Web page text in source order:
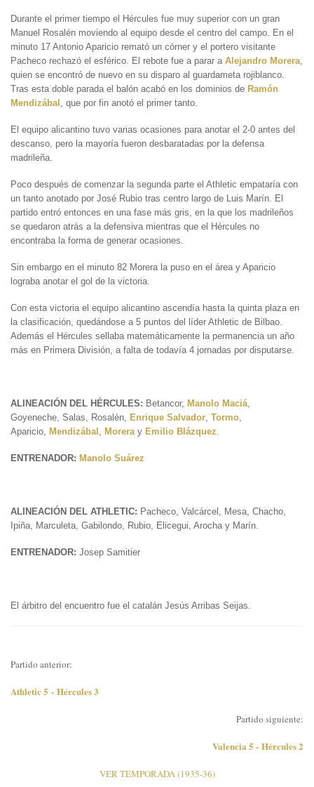
Durante el primer tiempo el Hércules fue muy superior con un gran
Manuel Rosalén moviendo al equipo desde el centro del campo. En el
minuto 17 Antonio Aparicio remató un córner y el portero visitante
Pacheco rechazó el esférico. El rebote fue a parar a Alejandro Morera
quien se encontró de nuevo en su disparo al guardameta rojiblanco.
Tras esta doble parada el balón acabó en los dominios de Ramón
Mendizábal , que por fin anotó el primer tanto.
El equipo alicantino tuvo varias ocasiones para anotar el 2-0 antes del
descanso, pero la mayoría fueron desbaratadas por la defensa
madrileña.
Poco después de comenzar la segunda parte el Athletic empataría con
un tanto anotado por José Rubio tras centro largo de Luis Marín. El
partido entró entonces en una fase más gris, en la que los madrileños
se quedaron atrás a la defensiva mientras que el Hércules no
encontraba la forma de generar ocasiones.
Sin embargo en el minuto 82 Morera la puso en el área y Aparicio
lograba anotar el gol de la victoria.
Con esta victoria el equipo alicantino ascendía hasta la quinta plaza en
la clasificación, quedándose a 5 puntos del líder Athletic de Bilbao.
Además el Hércules sellaba matemáticamente la permanencia un año
más en Primera División, a falta de todavía 4 jornadas por disputarse.
ALINEACIÓN DEL HÉRCULES: Betancor, Manolo Maciá
Goyeneche, Salas, Rosalén, Enrique Salvador Tormo
Aparicio, Mendizábal Morera y Emilio Blázquez
ENTRENADOR: Manolo Suárez
ALINEACIÓN DEL ATHLETIC: Pacheco, Valcárcel, Mesa, Chacho,
Ipiña, Marculeta, Gabilondo, Rubio, Elicegui, Arocha y Marín.
ENTRENADOR: Josep Samitier
El árbitro del encuentro fue el catalán Jesús Arribas Seijas.
Partido anterior:
Athletic 5 - Hércules 3
Partido siguiente:
Valencia 5 - Hércules 2
VER TEMPORADA (1935-36)